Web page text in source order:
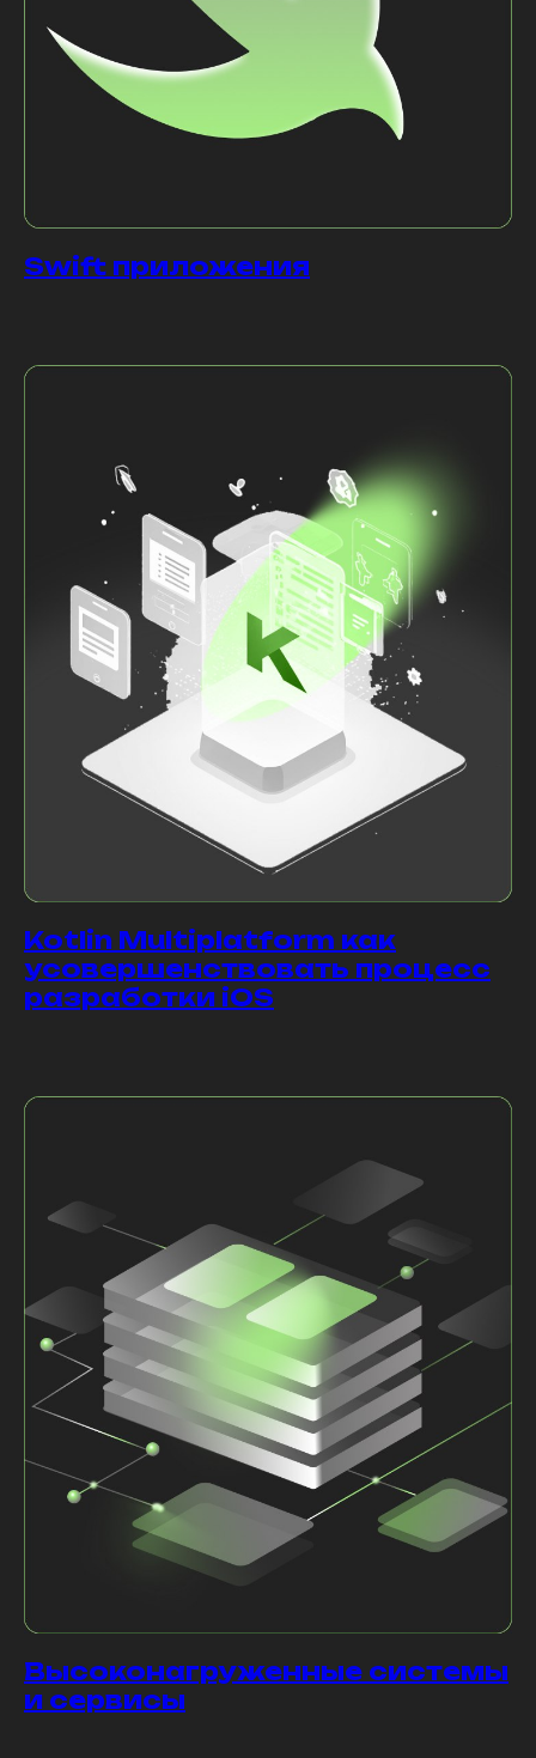
Swift приложения
Kotlin Multiplatform как
усовершенствовать процесс
разработки iOS
Высоконагруженные системы
и сервисы